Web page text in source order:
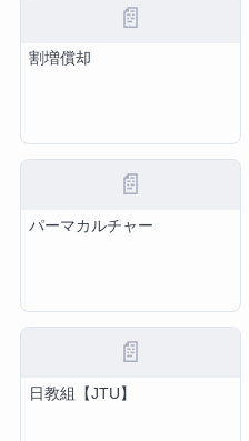
📄
割増償却
📄
パーマカルチャー
📄
日教組【JTU】